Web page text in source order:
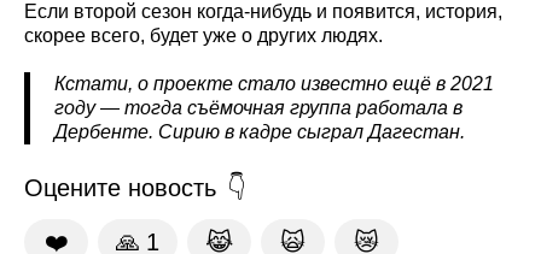
Если второй сезон когда-нибудь и появится, история,
скорее всего, будет уже о других людях.
Кстати, о проекте стало известно ещё в 2021
году — тогда съёмочная группа работала в
Дербенте. Сирию в кадре сыграл Дагестан.
Оцените новость
❤️ 🙏 1 😹 🙀 😿